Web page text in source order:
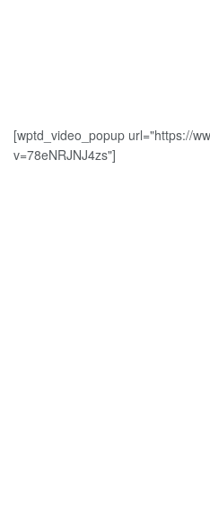
[wptd_video_popup url="https://
v=78eNRJNJ4zs"]